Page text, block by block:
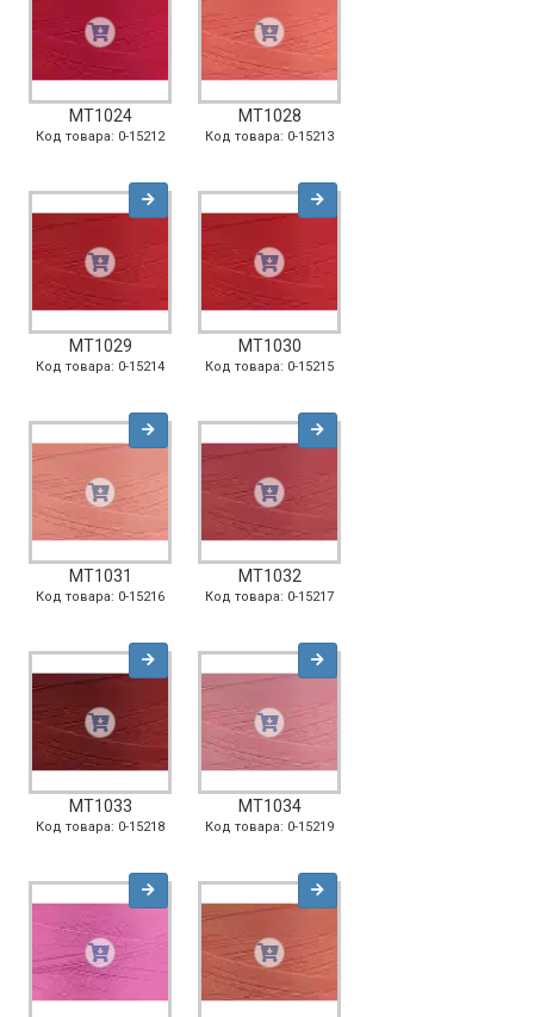
MT1024
Код товара: 0-15212
MT1028
Код товара: 0-15213
MT1029
Код товара: 0-15214
MT1030
Код товара: 0-15215
MT1031
Код товара: 0-15216
MT1032
Код товара: 0-15217
MT1033
Код товара: 0-15218
MT1034
Код товара: 0-15219